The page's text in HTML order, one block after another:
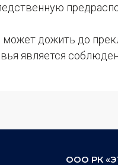
дожить до
является
ООО РК